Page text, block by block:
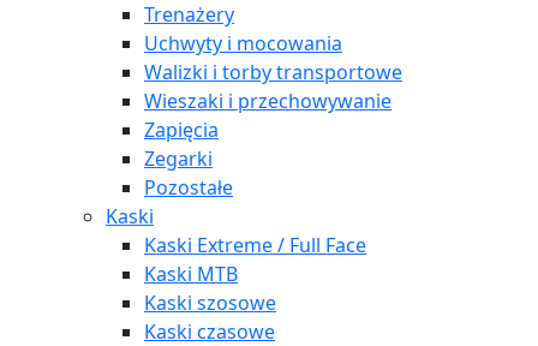
Trenażery
Uchwyty i mocowania
Walizki i torby transportowe
Wieszaki i przechowywanie
Zapięcia
Zegarki
Pozostałe
Kaski
Kaski Extreme / Full Face
Kaski MTB
Kaski szosowe
Kaski czasowe